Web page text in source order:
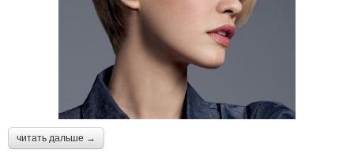
читать дальше →